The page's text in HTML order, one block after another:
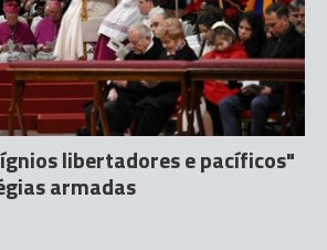
libertadores e pacíficos"
armadas